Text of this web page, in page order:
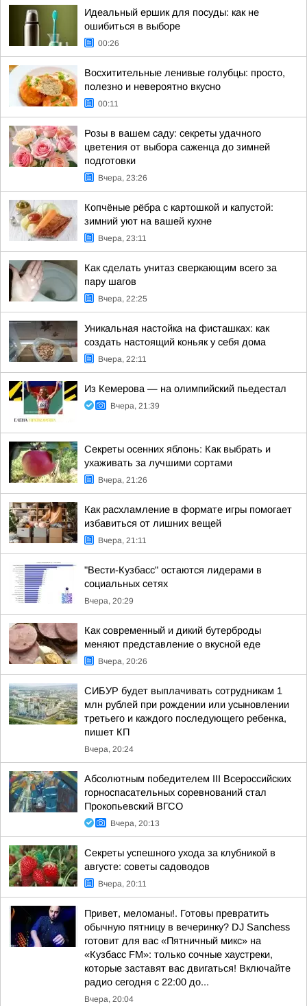
Идеальный ершик для посуды: как не
ошибиться в выборе
00:26
Восхитительные ленивые голубцы: просто,
полезно и невероятно вкусно
00:11
Розы в вашем саду: секреты удачного
цветения от выбора саженца до зимней
подготовки
Вчера, 23:26
Копчёные рёбра с картошкой и капустой:
зимний уют на вашей кухне
Вчера, 23:11
Как сделать унитаз сверкающим всего за
пару шагов
Вчера, 22:25
Уникальная настойка на фисташках: как
создать настоящий коньяк у себя дома
Вчера, 22:11
Из Кемерова — на олимпийский пьедестал
Вчера, 21:39
Секреты осенних яблонь: Как выбрать и
ухаживать за лучшими сортами
Вчера, 21:26
Как расхламление в формате игры помогает
избавиться от лишних вещей
Вчера, 21:11
"Вести-Кузбасс" остаются лидерами в
социальных сетях
Вчера, 20:29
Как современный и дикий бутерброды
меняют представление о вкусной еде
Вчера, 20:26
СИБУР будет выплачивать сотрудникам 1
млн рублей при рождении или усыновлении
третьего и каждого последующего ребенка,
пишет КП
Вчера, 20:24
Абсолютным победителем III Всероссийских
горноспасательных соревнований стал
Прокопьевский ВГСО
Вчера, 20:13
Секреты успешного ухода за клубникой в
августе: советы садоводов
Вчера, 20:11
Привет, меломаны!. Готовы превратить
обычную пятницу в вечеринку? DJ Sanchess
готовит для вас «Пятничный микс» на
«Кузбасс FM»: только сочные хаустреки,
которые заставят вас двигаться! Включайте
радио сегодня с 22:00 до...
Вчера, 20:04